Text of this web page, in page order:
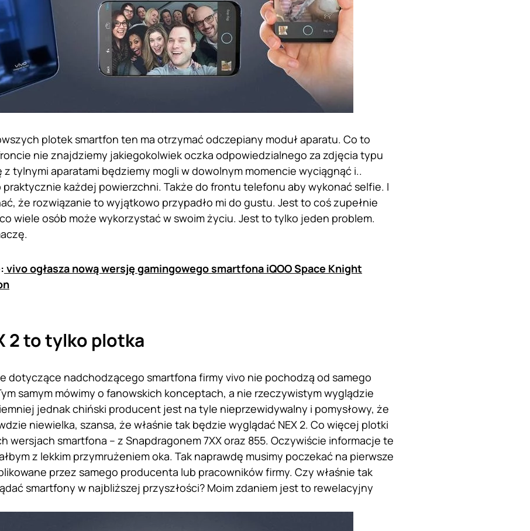
plotek smartfon ten ma otrzymać odczepiany moduł aparatu. Co to
nie znajdziemy jakiegokolwiek oczka odpowiedzialnego za zdjęcia typu
z tylnymi aparatami będziemy mogli w dowolnym momencie wyciągnąć i..
każdej powierzchni. Także do frontu telefonu aby wykonać selfie. I
że rozwiązanie to wyjątkowo przypadło mi do gustu. Jest to coś zupełnie
wiele osób może wykorzystać w swoim życiu. Jest to tylko jeden problem.
vivo ogłasza nową wersję gamingowego smartfona iQOO Space Knight
2 to tylko plotka
dotyczące nadchodzącego smartfona firmy vivo nie pochodzą od samego
samym mówimy o fanowskich konceptach, a nie rzeczywistym wyglądzie
jednak chiński producent jest na tyle nieprzewidywalny i pomysłowy, że
niewielka, szansa, że właśnie tak będzie wyglądać NEX 2. Co więcej plotki
wersjach smartfona – z Snapdragonem 7XX oraz 855. Oczywiście informacje te
z lekkim przymrużeniem oka. Tak naprawdę musimy poczekać na pierwsze
przez samego producenta lub pracowników firmy. Czy właśnie tak
smartfony w najbliższej przyszłości? Moim zdaniem jest to rewelacyjny